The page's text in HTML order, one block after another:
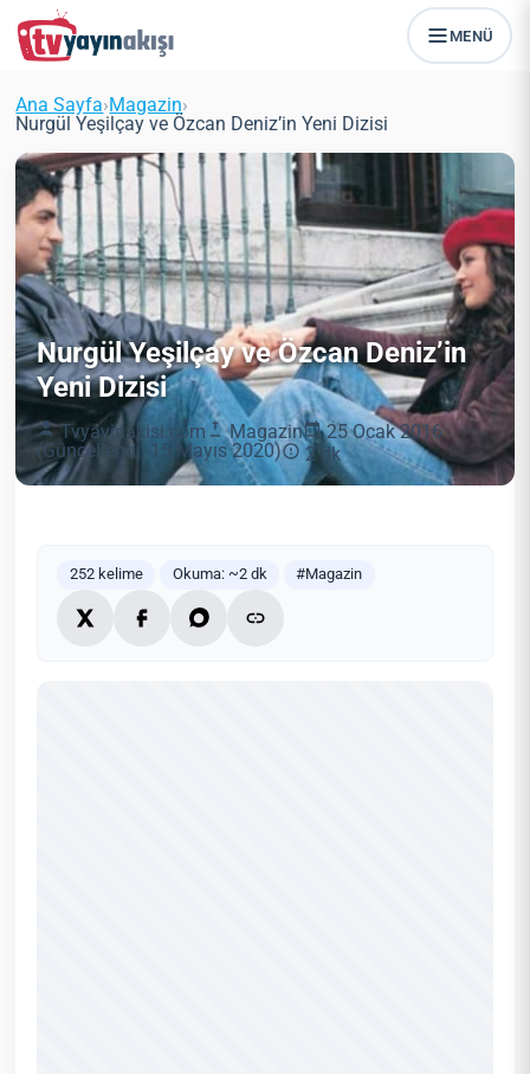
MENÜ
Ana Sayfa›Magazin›
Nurgül Yeşilçay ve Özcan Deniz’in Yeni Dizisi
Nurgül Yeşilçay ve Özcan Deniz’in
Yeni Dizisi
Tvyayinakisi.com Magazin
25 Ocak 2016
(Güncellendi: 15 Mayıs 2020)
2 dk
252 kelime Okuma: ~2 dk #Magazin